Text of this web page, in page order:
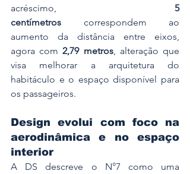
acréscimo, 5
centímetros correspondem ao
aumento da distância entre eixos,
agora com 2,79 metros, alteração que
visa melhorar a arquitetura do
habitáculo e o espaço disponível para
os passageiros.
Design evolui com foco na
aerodinâmica e no espaço
interior
A DS descreve o N°7 como uma